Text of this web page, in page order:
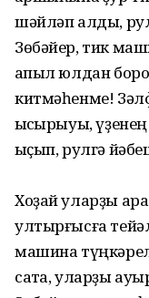
шәйләп алды,
Зөбәйер, тик
ҡапыл юлдан
китмәһенме!
ҡысҡырыуы,
ҡыҫып, рулгә
Хоҙай уларҙы
ултырғысға
машина
саҡта, уларҙы